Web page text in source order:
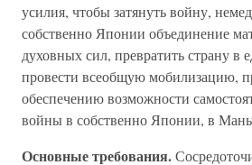
усилия, чтобы затянуть войну,
собственно Японии объединение
духовных сил, превратить страну в
провести всеобщую мобилизацию,
обеспечению возможности
войны в собственно Японии, в
Основные требования.